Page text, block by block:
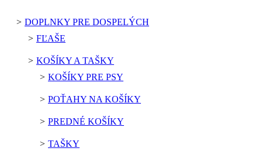
DOPLNKY PRE DOSPELÝCH
FĽAŠE
KOŠÍKY A TAŠKY
KOŠÍKY PRE PSY
POŤAHY NA KOŠÍKY
PREDNÉ KOŠÍKY
TAŠKY